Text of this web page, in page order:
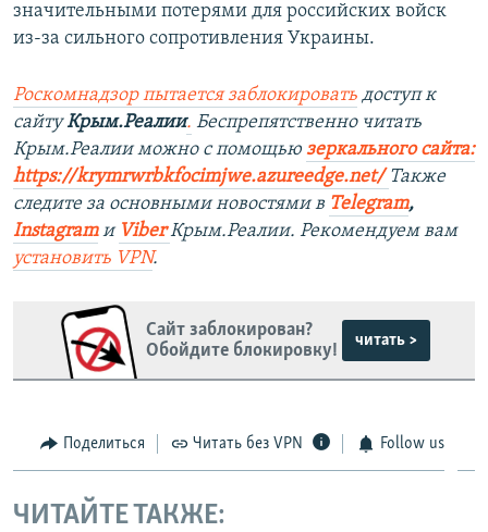
значительными потерями для российских войск
из-за сильного сопротивления Украины.
Роскомнадзор пытается заблокировать доступ к
сайтуКрым.Реалии. Беспрепятственно читать
Крым.Реалии можно с помощью зеркального сайта:
https://krymrwrbkfocimjwe.azureedge.net/ Также
следите за основными новостями в Telegram,
Instagram и ViberКрым.Реалии. Рекомендуем вам
установить VPN.
Сайт заблокирован?
Обойдите блокировку!
читать >
Поделиться Читать без VPN Follow us
ЧИТАЙТЕ ТАКЖЕ: